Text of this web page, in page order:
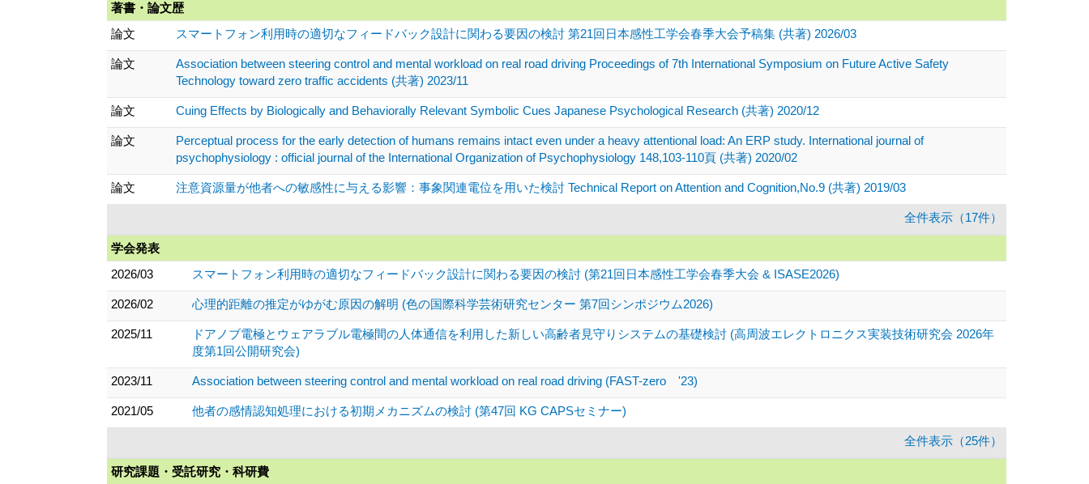
著書・論文歴
論文
スマートフォン利用時の適切なフィードバック設計に関わる要因の検討 第21回日本感性工学会春季大会予稿集 (共著) 2026/03
論文
Association between steering control and mental workload on real road driving Proceedings of 7th International Symposium on Future Active Safety
Technology toward zero traffic accidents (共著) 2023/11
論文 Cuing Effects by Biologically and Behaviorally Relevant Symbolic Cues Japanese Psychological Research (共著) 2020/12
論文
Perceptual process for the early detection of humans remains intact even under a heavy attentional load: An ERP study. International journal of
psychophysiology : official journal of the International Organization of Psychophysiology 148,103-110頁 (共著) 2020/02
論文 注意資源量が他者への敏感性に与える影響：事象関連電位を用いた検討 Technical Report on Attention and Cognition,No.9 (共著) 2019/03
全件表示（17件）
学会発表
2026/03
スマートフォン利用時の適切なフィードバック設計に関わる要因の検討 (第21回日本感性工学会春季大会 & ISASE2026)
2026/02 心理的距離の推定がゆがむ原因の解明 (色の国際科学芸術研究センター 第7回シンポジウム2026)
2025/11
ドアノブ電極とウェアラブル電極間の人体通信を利用した新しい高齢者見守りシステムの基礎検討 (高周波エレクトロニクス実装技術研究会 2026年
度第1回公開研究会)
2023/11 Association between steering control and mental workload on real road driving (FAST-zero '23)
2021/05 他者の感情認知処理における初期メカニズムの検討 (第47回 KG CAPSセミナー)
全件表示（25件）
研究課題・受託研究・科研費